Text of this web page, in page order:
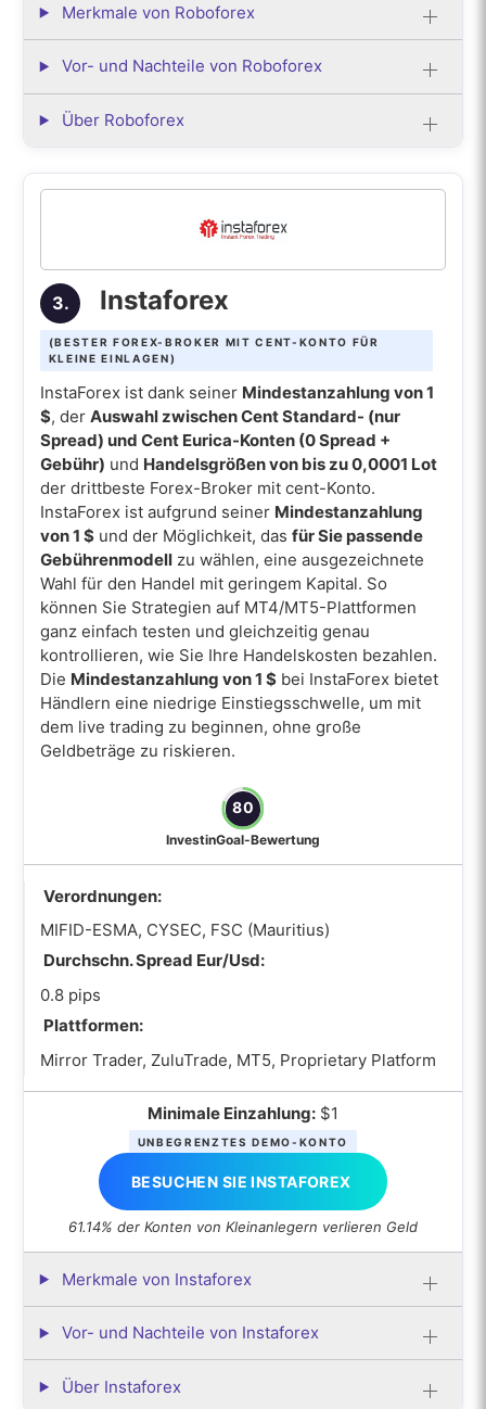
Merkmale von Roboforex
Vor- und Nachteile von Roboforex
Über Roboforex
3. Instaforex
(BESTER FOREX-BROKER MIT CENT-KONTO FÜR
KLEINE EINLAGEN)
InstaForex ist dank seiner Mindestanzahlung von 1
$, der Auswahl zwischen Cent Standard- (nur
Spread) und Cent Eurica-Konten (0 Spread +
Gebühr) und Handelsgrößen von bis zu 0,0001 Lot
der drittbeste Forex-Broker mit cent-Konto.
InstaForex ist aufgrund seiner Mindestanzahlung
von 1 $und der Möglichkeit, das für Sie passende
Gebührenmodellzu wählen, eine ausgezeichnete
Wahl für den Handel mit geringem Kapital. So
können Sie Strategien auf MT4/MT5-Plattformen
ganz einfach testen und gleichzeitig genau
kontrollieren, wie Sie Ihre Handelskosten bezahlen.
Die Mindestanzahlung von 1 $bei InstaForex bietet
Händlern eine niedrige Einstiegsschwelle, um mit
dem live trading zu beginnen, ohne große
Geldbeträge zu riskieren.
80
InvestinGoal-Bewertung
Verordnungen:
MIFID-ESMA, CYSEC, FSC (Mauritius)
Durchschn. Spread Eur/Usd:
0.8 pips
Plattformen:
Mirror Trader, ZuluTrade, MT5, Proprietary Platform
Minimale Einzahlung: $1
UNBEGRENZTES DEMO-KONTO
BESUCHEN SIE INSTAFOREX
61.14% der Konten von Kleinanlegern verlieren Geld
Merkmale von Instaforex
Vor- und Nachteile von Instaforex
Über Instaforex